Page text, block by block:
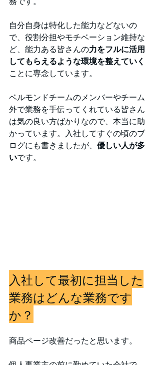
自分自身は特化した能力などないの
で、役割分担やモチベーション維持な
ど、能力ある皆さんの力をフルに活用
してもらえるような環境を整えていく
ことに専念しています。
ベルモンドチームのメンバーやチーム
外で業務を手伝ってくれている皆さん
は気の良い方ばかりなので、本当に助
かっています。入社してすぐの頃のブ
ログにも書きましたが、 優しい人が多
いです。
入社して最初に担当した
業務はどんな業務です
か？
商品ページ改善だったと思います。